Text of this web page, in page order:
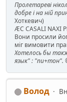
Пролетареві
добре і на ній
Хоткевич)
ÆC CASALI NAXI
Вони просили
міг вимовити
Хотелось бы
язык" : "пи+тон".
Волод